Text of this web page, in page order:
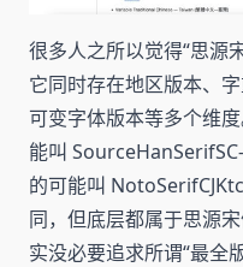
很多人之所以觉得“思源
它同时存在地区版本、
可变字体版本等多个维
能叫
的可能叫
同，但底层都属于思源
实没必要追求所谓“最全